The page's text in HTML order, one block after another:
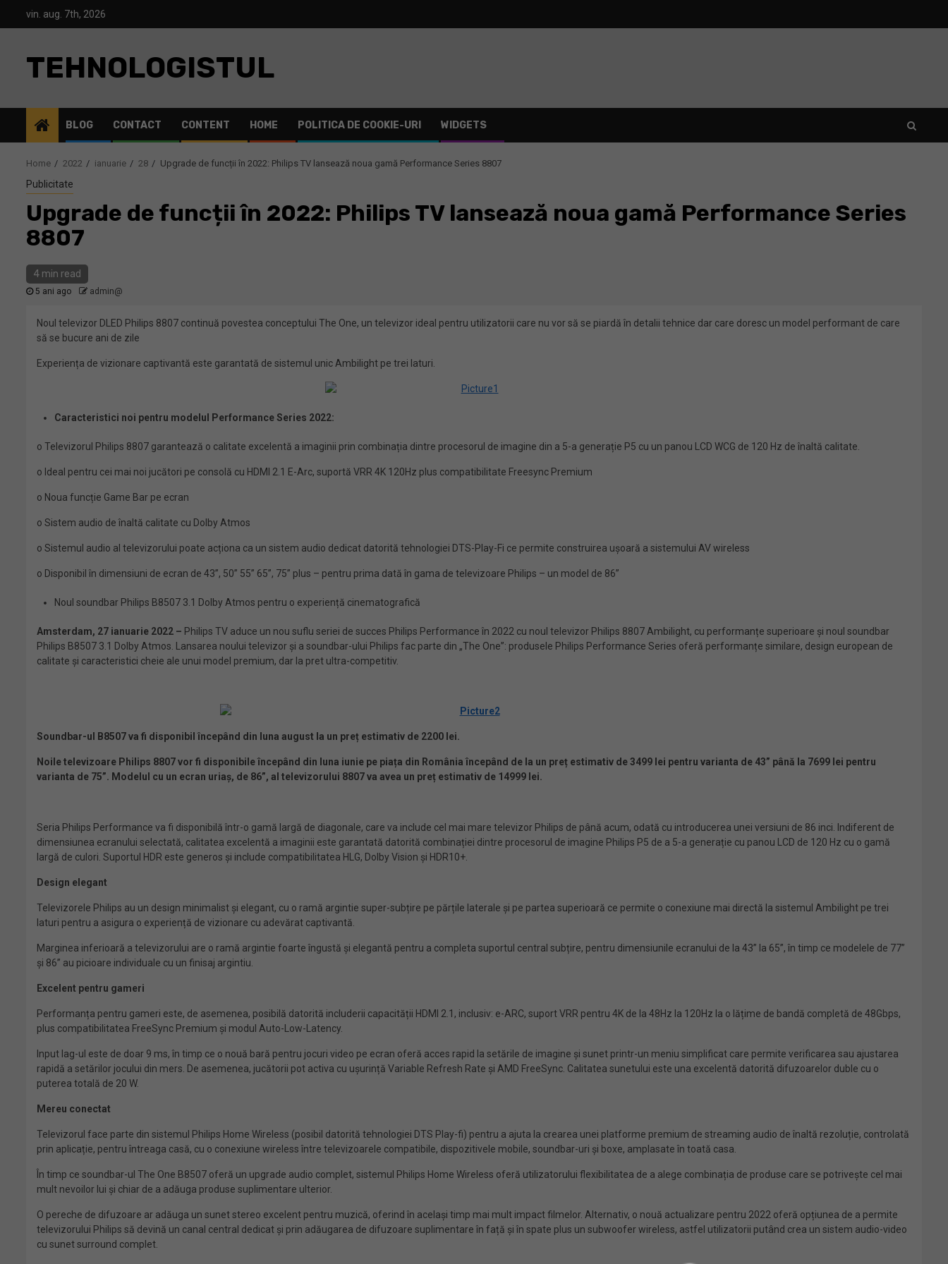
vin. aug. 7th, 2026
TEHNOLOGISTUL
BLOG CONTACT CONTENT HOME POLITICA DE COOKIE-URI WIDGETS
Home 2022 ianuarie 28 Upgrade de funcții în 2022: Philips TV lansează noua gamă Performance Series 8807
Publicitate
Upgrade de funcții în 2022: Philips TV lansează noua gamă Performance Series
8807
4 min read
5 ani ago admin@
Noul televizor DLED Philips 8807 continuă povestea conceptului The One, un televizor ideal pentru utilizatorii care nu vor să se piardă în detalii tehnice dar care doresc un model performant de care
să se bucure ani de zile
Experiența de vizionare captivantă este garantată de sistemul unic Ambilight pe trei laturi.
Caracteristici noi pentru modelul Performance Series 2022:
o Televizorul Philips 8807 garantează o calitate excelentă a imaginii prin combinația dintre procesorul de imagine din a 5-a generație P5 cu un panou LCD WCG de 120 Hz de înaltă calitate.
o Ideal pentru cei mai noi jucători pe consolă cu HDMI 2.1 E-Arc, suportă VRR 4K 120Hz plus compatibilitate Freesync Premium
o Noua funcție Game Bar pe ecran
o Sistem audio de înaltă calitate cu Dolby Atmos
o Sistemul audio al televizorului poate acționa ca un sistem audio dedicat datorită tehnologiei DTS-Play-Fi ce permite construirea ușoară a sistemului AV wireless
o Disponibil în dimensiuni de ecran de 43”, 50” 55” 65”, 75” plus – pentru prima dată în gama de televizoare Philips – un model de 86”
Noul soundbar Philips B8507 3.1 Dolby Atmos pentru o experiență cinematografică
Amsterdam, 27 ianuarie 2022 – Philips TV aduce un nou suflu seriei de succes Philips Performance în 2022 cu noul televizor Philips 8807 Ambilight, cu performanțe superioare și noul soundbar
Philips B8507 3.1 Dolby Atmos. Lansarea noului televizor și a soundbar-ului Philips fac parte din „The One”: produsele Philips Performance Series oferă performanțe similare, design european de
calitate și caracteristici cheie ale unui model premium, dar la pret ultra-competitiv.
Soundbar-ul B8507 va fi disponibil începând din luna august la un preț estimativ de 2200 lei.
Noile televizoare Philips 8807 vor fi disponibile începând din luna iunie pe piața din România începând de la un preț estimativ de 3499 lei pentru varianta de 43” până la 7699 lei pentru
varianta de 75”. Modelul cu un ecran uriaș, de 86”, al televizorului 8807 va avea un preț estimativ de 14999 lei.
Seria Philips Performance va fi disponibilă într-o gamă largă de diagonale, care va include cel mai mare televizor Philips de până acum, odată cu introducerea unei versiuni de 86 inci. Indiferent de
dimensiunea ecranului selectată, calitatea excelentă a imaginii este garantată datorită combinației dintre procesorul de imagine Philips P5 de a 5-a generație cu panou LCD de 120 Hz cu o gamă
largă de culori. Suportul HDR este generos și include compatibilitatea HLG, Dolby Vision și HDR10+.
Design elegant
Televizorele Philips au un design minimalist și elegant, cu o ramă argintie super-subțire pe părțile laterale și pe partea superioară ce permite o conexiune mai directă la sistemul Ambilight pe trei
laturi pentru a asigura o experiență de vizionare cu adevărat captivantă.
Marginea inferioară a televizorului are o ramă argintie foarte îngustă și elegantă pentru a completa suportul central subțire, pentru dimensiunile ecranului de la 43” la 65”, în timp ce modelele de 77”
și 86” au picioare individuale cu un finisaj argintiu.
Excelent pentru gameri
Performanța pentru gameri este, de asemenea, posibilă datorită includerii capacității HDMI 2.1, inclusiv: e-ARC, suport VRR pentru 4K de la 48Hz la 120Hz la o lățime de bandă completă de 48Gbps,
plus compatibilitatea FreeSync Premium și modul Auto-Low-Latency.
Input lag-ul este de doar 9 ms, în timp ce o nouă bară pentru jocuri video pe ecran oferă acces rapid la setările de imagine și sunet printr-un meniu simplificat care permite verificarea sau ajustarea
rapidă a setărilor jocului din mers. De asemenea, jucătorii pot activa cu ușurință Variable Refresh Rate și AMD FreeSync. Calitatea sunetului este una excelentă datorită difuzoarelor duble cu o
puterea totală de 20 W.
Mereu conectat
Televizorul face parte din sistemul Philips Home Wireless (posibil datorită tehnologiei DTS Play-fi) pentru a ajuta la crearea unei platforme premium de streaming audio de înaltă rezoluție, controlată
prin aplicație, pentru întreaga casă, cu o conexiune wireless între televizoarele compatibile, dispozitivele mobile, soundbar-uri și boxe, amplasate în toată casa.
În timp ce soundbar-ul The One B8507 oferă un upgrade audio complet, sistemul Philips Home Wireless oferă utilizatorului flexibilitatea de a alege combinația de produse care se potrivește cel mai
mult nevoilor lui și chiar de a adăuga produse suplimentare ulterior.
O pereche de difuzoare ar adăuga un sunet stereo excelent pentru muzică, oferind în același timp mai mult impact filmelor. Alternativ, o nouă actualizare pentru 2022 oferă opțiunea de a permite
televizorului Philips să devină un canal central dedicat și prin adăugarea de difuzoare suplimentare în față și în spate plus un subwoofer wireless, astfel utilizatorii putând crea un sistem audio-video
cu sunet surround complet.